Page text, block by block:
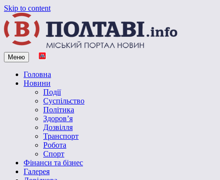
Skip to content
Vpoltave.info
Полтавський портал новин
Меню
Головна
Новини
Події
Суспільство
Політика
Здоров’я
Дозвілля
Транспорт
Робота
Спорт
Фінанси та бізнес
Галерея